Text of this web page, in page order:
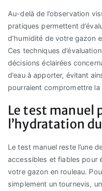
Au-delà de l’observation
pratiques permettent
d’humidité de votre gazon
Ces techniques
décisions éclairées
d’eau à apporter, évitant
pourraient compromettre
Le test manuel
l’hydratation
Le test manuel reste l’une
accessibles et fiables pour
votre gazon en rouleau.
simplement un tournevis,